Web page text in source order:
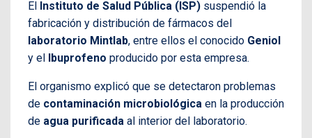
El Instituto de Salud Pública (ISP) suspendió la
fabricación y distribución de fármacos del
laboratorio Mintlab, entre ellos el conocido Geniol
y el Ibuprofeno producido por esta empresa.
El organismo explicó que se detectaron problemas
de contaminación microbiológica en la producción
de agua purificada al interior del laboratorio.